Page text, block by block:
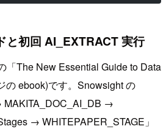
と初回 AI_EXTRACT 実行
「The New Essential Guide to Data
の ebook)です。Snowsight の
→
→ WHITEPAPER_STAGE」